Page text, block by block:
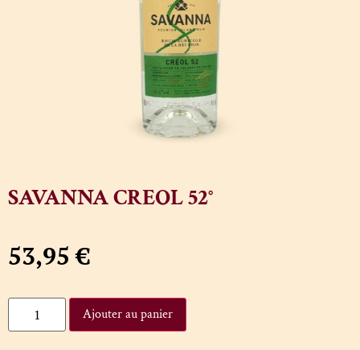
SAVANNA CREOL 52°
53,95€
Ajouter au panier